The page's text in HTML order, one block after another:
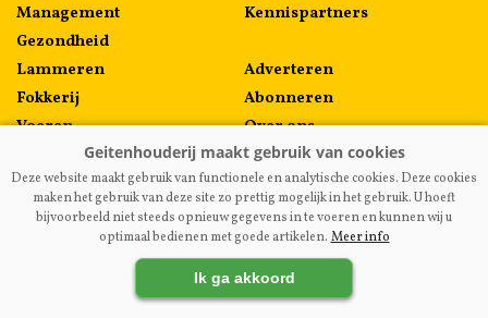
Management
Gezondheid
Lammeren
Fokkerij
Voeren
Algemeen
Melkprijzen
Kennispartners
Adverteren
Abonneren
Over ons
Contact
VAKBLADGEITENHOUDERIJ.NL DISCLAIMER
AGRIMEDIA
Deze website maakt gebruik van functionele en analytische cookies. Deze cookies
maken het gebruik van deze site zo prettig mogelijk in het gebruik. U hoeft
bijvoorbeeld niet steeds opnieuw gegevens in te voeren en kunnen wij u
optimaal bedienen met goede artikelen. Meer info
Ik ga akkoord